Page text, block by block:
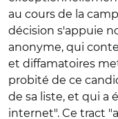
au cours de la
décision s'appuie
anonyme, qui
et diffamatoires
probité de ce
de sa liste, et qui a
internet". Ce tract